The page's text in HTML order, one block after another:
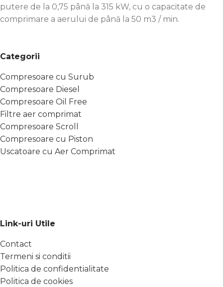
putere de la 0,75 până la 315 kW, cu o capacitate de
comprimare a aerului de până la 50 m3 / min.
Categorii
Compresoare cu Surub
Compresoare Diesel
Compresoare Oil Free
Filtre aer comprimat
Compresoare Scroll
Compresoare cu Piston
Uscatoare cu Aer Comprimat
Link-uri Utile
Contact
Termeni si conditii
Politica de confidentialitate
Politica de cookies